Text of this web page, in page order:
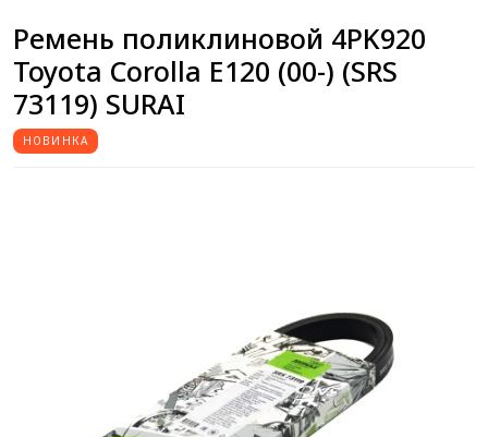
Ремень поликлиновой 4PK920
Toyota Corolla E120 (00-) (SRS
73119) SURAI
НОВИНКА